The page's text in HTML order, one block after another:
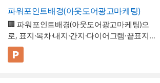
정" 등 적정 수준으로 기재하는 것이 일반적이
며, 필요한 경우에만 구체적인 사유를 명시하
는 것이 좋습니다. 이 확인서를 발급한 이후에
는 반드시 4대보험 관련 신고(납부예외 신청
등)가 함께 이루어졌는지 확인하고, 급여대장
두 명확히 인지하고 있어야 합니다.
고란에 그 사유를 구체적으로 남겨, 나중에 왜
수량 차이가 발생했는지 근거를 확인할 수 있
도록 하는 것이 중요합니다. 특이사항란에는
배선 등)과 그에 대한 처리 결과를 함께 기록
개선 과제를 하나의 표준 양식으로 통일 관리
가능
- 현황 및 문제점 섹션을 현황과 문제점으로
나누어 구성해, 단순 현상 나열이 아니라
개선이 필요한지 논리적 인과관계를 명확히
제시
- 개선 목표와 기대효과를 구분해, 무엇을 이
룰 것인지(목표)와 그 결과 무엇이 좋아지는지
(효과)를 별도로 서술함으로써 보고받는 결재
권자가
- 단계별 실행 계획표에 담당자와 주차별 일정
(0월0주~0월0주)을 매트릭스 형태로 배치해,
파워포인트배경(아웃도어광고마케팅)
🏢 파워포인트배경(아웃도어광고마케팅)으
로, 표지·목차·내지·간지·다이어그램·끝표지로
구성된 비즈니스 프레젠테이션 템플릿입니
다. 블랙 배경과 강렬한 라임그린 포인트 컬러
💡 사용 꿀팁